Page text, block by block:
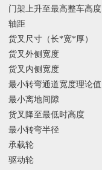
门架上升至最高整车高度
轴距
货叉尺寸（长*宽*厚）
货叉外侧宽度
货叉内侧宽度
最小转弯通道宽度理论值
最小离地间隙
货叉降至最低时高度
最小转弯半径
承载轮
驱动轮